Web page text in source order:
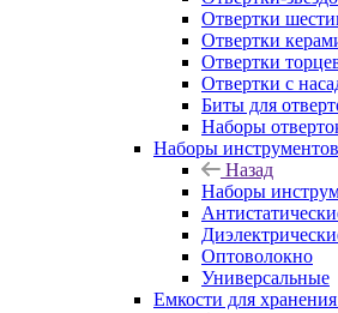
Отвертки
Отвертки
Отвертки
Отвертки с
Биты для
Наборы
Наборы инструментов
Назад
Наборы
Оптоволокно
Универсальные
Емкости для хранения